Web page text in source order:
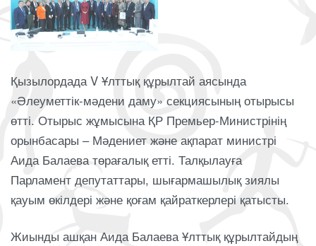
Қызылордада V Ұлттық құрылтай аясында
«Әлеуметтік-мәдени даму» секциясының отырысы
өтті. Отырыс жұмысына ҚР Премьер-Министрінің
орынбасары – Мәдениет және ақпарат министрі
Аида Балаева төрағалық етті. Талқылауға
Парламент депутаттары, шығармашылық зиялы
қауым өкілдері және қоғам қайраткерлері қатысты.
Жиынды ашқан Аида Балаева Ұлттық құрылтайдың